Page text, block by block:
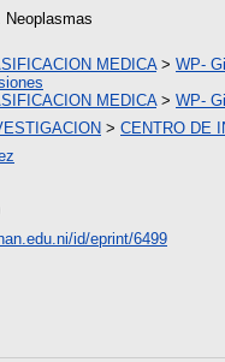
Neoplasmas
MEDICA> WP-
MEDICA> WP-
> CENTRO DE
id/eprint/6499